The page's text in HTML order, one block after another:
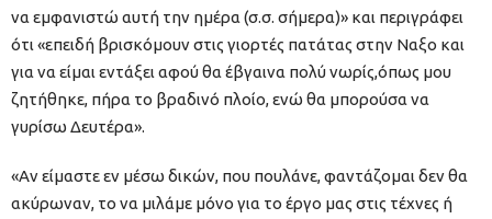
να εμφανιστώ αυτή την ημέρα (σ.σ. σήμερα)» και περιγράφει
ότι «επειδή βρισκόμουν στις γιορτές πατάτας στην Ναξο και
για να είμαι εντάξει αφού θα έβγαινα πολύ νωρίς,όπως μου
ζητήθηκε, πήρα το βραδινό πλοίο, ενώ θα μπορούσα να
γυρίσω Δευτέρα».
«Αν είμαστε εν μέσω δικών, που πουλάνε, φαντάζομαι δεν θα
ακύρωναν, το να μιλάμε μόνο για το έργο μας στις τέχνες ή